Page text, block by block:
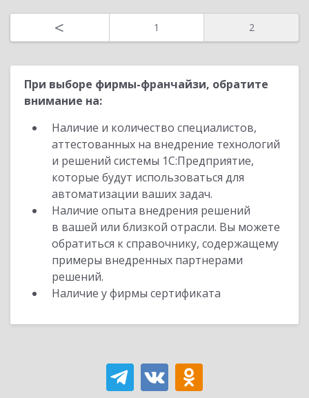
< 1 2
При выборе фирмы-франчайзи, обратите
внимание на:
Наличие и количество специалистов,
аттестованных на внедрение технологий
и решений системы 1С:Предприятие,
которые будут использоваться для
автоматизации ваших задач.
Наличие опыта внедрения решений
в вашей или близкой отрасли. Вы можете
обратиться к справочнику, содержащему
примеры внедренных партнерами
решений.
Наличие у фирмы сертификата